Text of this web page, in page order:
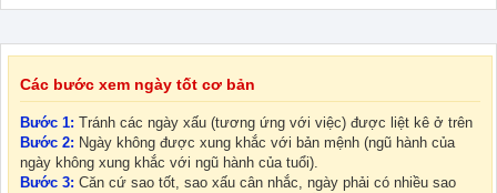
Các bước xem ngày tốt cơ bản
Bước 1: Tránh các ngày xấu (tương ứng với việc) được liệt kê ở trên
Bước 2: Ngày không được xung khắc với bản mệnh (ngũ hành của
ngày không xung khắc với ngũ hành của tuổi).
Bước 3: Căn cứ sao tốt, sao xấu cân nhắc, ngày phải có nhiều sao